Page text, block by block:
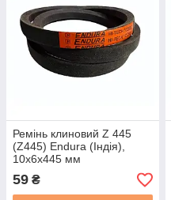
Ремінь клиновий Z 445
(Z445) Endura (Індія),
10x6x445 мм
59 ₴